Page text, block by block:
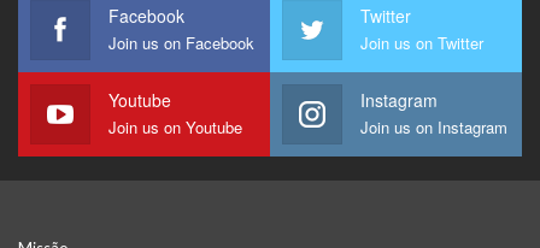
Facebook
Join us on Facebook
Twitter
Join us on Twitter
Youtube
Join us on Youtube
Instagram
Join us on Instagram